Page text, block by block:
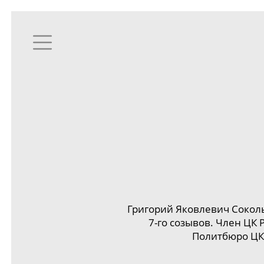
Григорий Яковлевич
7-госозывов. Член ЦК
Политбюро ЦК